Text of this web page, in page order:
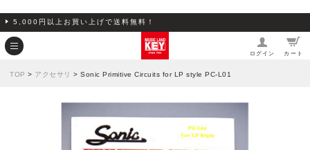
5,000円以上お買い上げで送料無料！
ログイン カート
TOP > アクセサリ > Sonic Primitive Circuits for LP style PC-L01